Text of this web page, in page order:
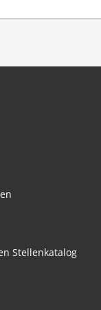
Stellenkatalog